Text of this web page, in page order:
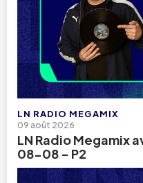
LN RADIO MEGAMIX
09 août 2026
LN Radio Megamix
08-08 - P2